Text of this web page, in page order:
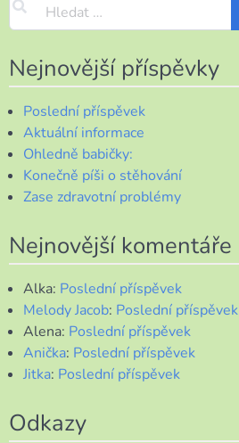
Nejnovější příspěvky
Poslední příspěvek
Aktuální informace
Ohledně babičky:
Konečně píši o stěhování
Zase zdravotní problémy
Nejnovější komentáře
Alka: Poslední příspěvek
Melody Jacob: Poslední příspěvek
Alena: Poslední příspěvek
Anička: Poslední příspěvek
Jitka: Poslední příspěvek
Odkazy